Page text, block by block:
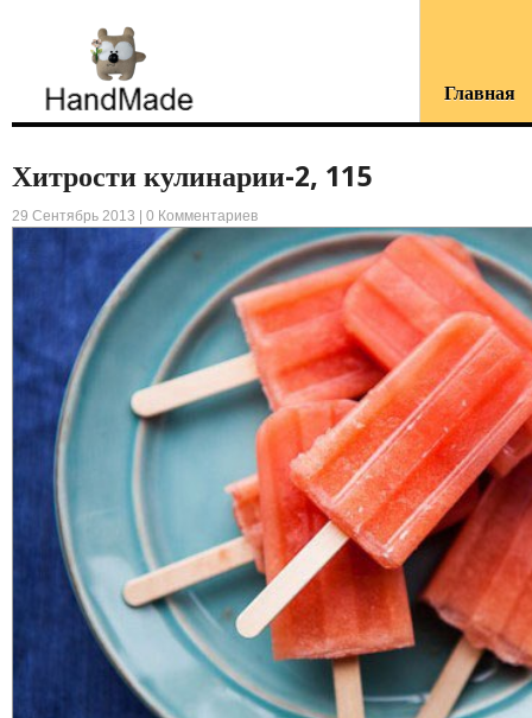
Главная
Хитрости кулинарии-2, 115
29 Сентябрь 2013 | 0 Комментариев